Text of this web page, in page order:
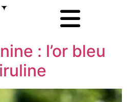
: l’or bleu